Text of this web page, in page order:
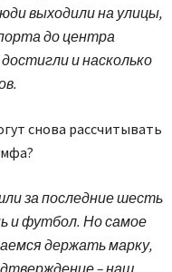
выходили на улицы,
до центра
и насколько
снова рассчитывать
за последние шесть
и футбол. Но самое
держать марку,